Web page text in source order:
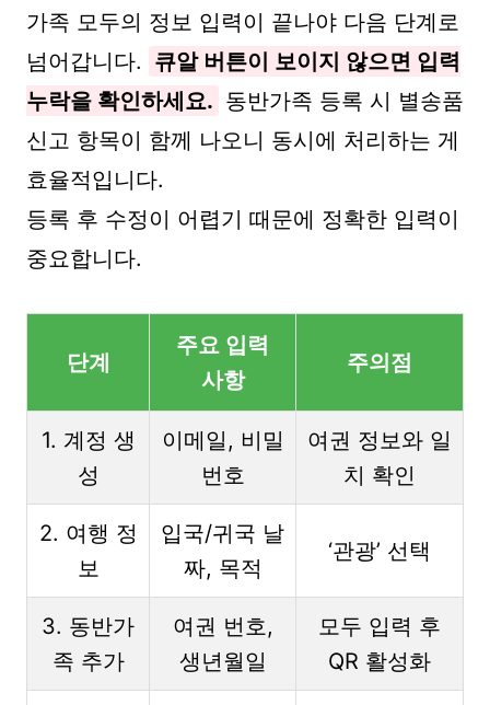
가족 모두의 정보 입력이 끝나야 다음 단계로
넘어갑니다. 큐알 버튼이 보이지 않으면 입력
누락을 확인하세요. 동반가족 등록 시 별송품
신고 항목이 함께 나오니 동시에 처리하는 게
효율적입니다.
등록 후 수정이 어렵기 때문에 정확한 입력이
중요합니다.
단계
주요 입력
사항
주의점
1. 계정 생
성
이메일, 비밀
번호
여권 정보와 일
치 확인
2. 여행 정
보
입국/귀국 날
짜, 목적
‘관광’ 선택
3. 동반가
족 추가
여권 번호,
생년월일
모두 입력 후
QR 활성화